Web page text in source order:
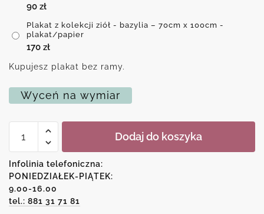
90 zł
Plakat z kolekcji ziół - bazylia – 70cm x 100cm -
plakat/papier
170 zł
Kupujesz plakat bez ramy.
Wyceń na wymiar
ilość
Plakat
ziół
-
bazylia
Dodaj do koszyka
Infolinia telefoniczna:
PONIEDZIAŁEK-PIĄTEK:
9.00-16.00
tel.: 881 31 71 81